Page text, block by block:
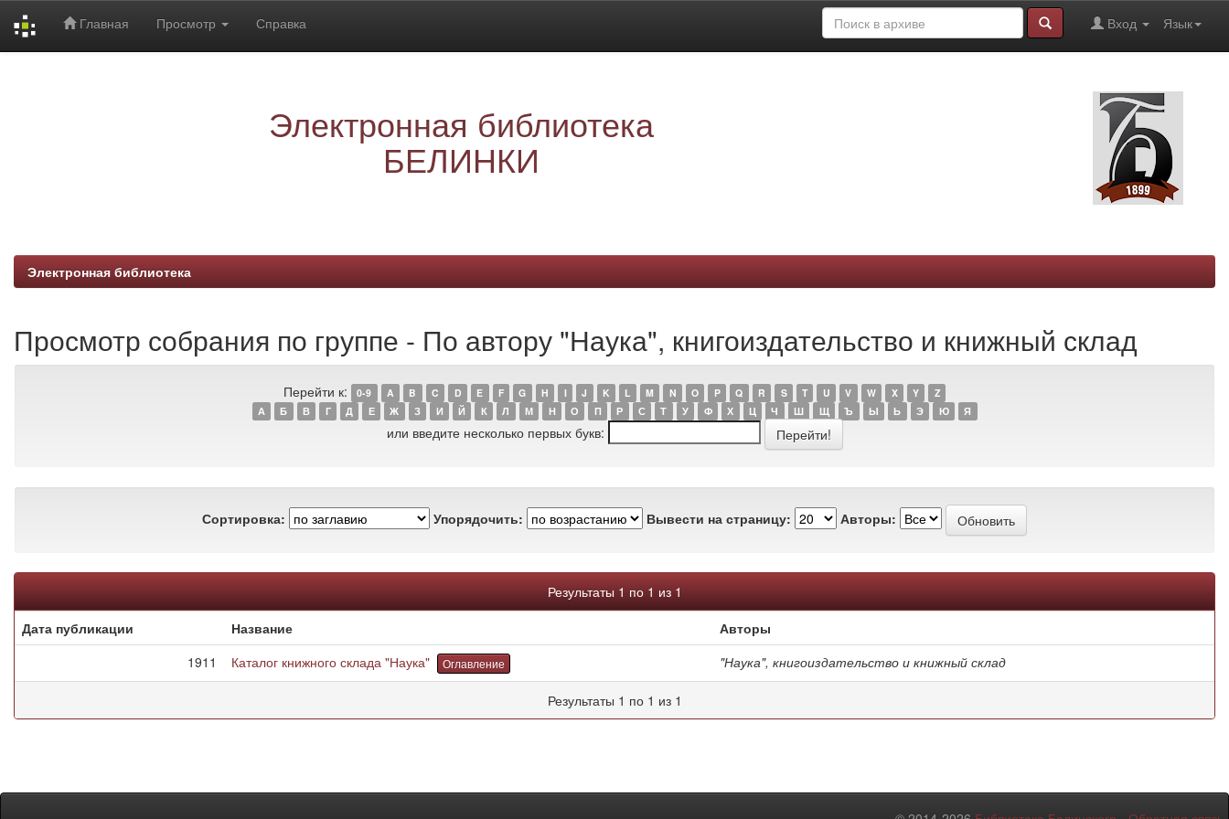
Главная Просмотр Справка Язык
Вход
Электронная библиотека
БЕЛИНКИ
Электронная библиотека
Просмотр собрания по группе - По автору "Наука", книгоиздательство и книжный склад
Перейти к: 0-9 A B C D E F G H I J K L M N O P Q R S T U V W X Y
Z
А
Б В Г Д Е Ж З И Й К Л М Н О П Р С Т У Ф Х Ц Ч Ш Щ Ъ Ы Ь Э Ю Я
или введите несколько первых букв:
Сортировка: Упорядочить: Вывести на страницу: Авторы:
Результаты 1 по 1 из 1
Дата публикации
Название
Авторы
1911
Каталог книжного склада "Наука" Оглавление "Наука", книгоиздательство и книжный склад
Результаты 1 по 1 из 1